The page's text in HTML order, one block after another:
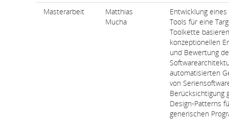
Masterarbeit
Matthias
Mucha
Entwicklung
Tools für eine
Toolkette
konzeptionellen
und Bewertung
automatisierten
von
Berücksichtigung
Design-Patterns
generischen